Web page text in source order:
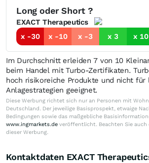
Long oder Short ?
EXACT Therapeutics
x -30
x -10 x -3 x 3 x 10
Im Durchschnitt erleiden 7 von 10
beim Handel mit Turbo-Zertifikaten.
hoch risikoreiche Produkte und nicht für
Anlagestrategien geeignet.
Diese Werbung richtet sich nur an Personen mit
Deutschland. Der jeweilige Basisprospekt, etwaige
Bedingungen sowie das maßgebliche
www.ingmarkets.de veröffentlicht. Beachten Sie auch
dieser Werbung.
Kontaktdaten EXACT